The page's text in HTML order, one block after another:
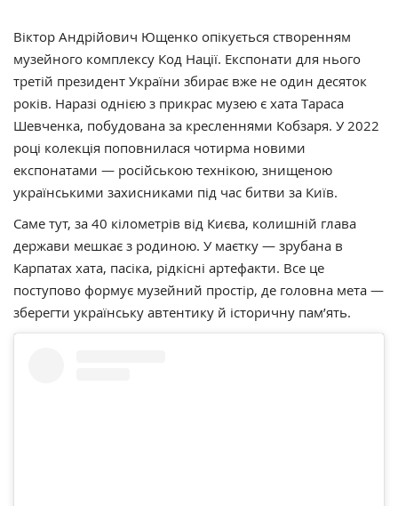
Віктор Андрійович Ющенко опікується створенням
музейного комплексу Код Нації. Експонати для нього
третій президент України збирає вже не один десяток
років. Наразі однією з прикрас музею є хата Тараса
Шевченка, побудована за кресленнями Кобзаря. У 2022
році колекція поповнилася чотирма новими
експонатами — російською технікою, знищеною
українськими захисниками під час битви за Київ.
Саме тут, за 40 кілометрів від Києва, колишній глава
держави мешкає з родиною. У маєтку — зрубана в
Карпатах хата, пасіка, рідкісні артефакти. Все це
поступово формує музейний простір, де головна мета —
зберегти українську автентику й історичну пам’ять.